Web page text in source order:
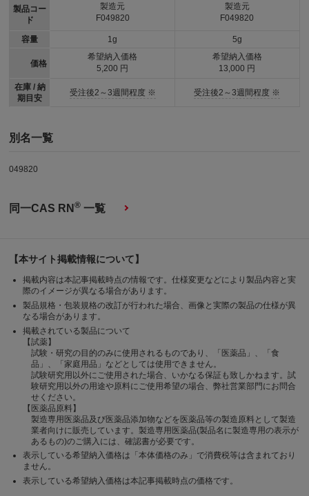
製品コー
ド
容量
価格
在庫 / 納
期目安
製造元
F049820
1g
希望納入価格
5,200 円
受注後2～3週間程度 ※
製造元
F049820
5g
希望納入価格
13,000 円
受注後2～3週間程度 ※
別名一覧
049820
同一CAS RN® 一覧
【本サイト掲載情報について】
掲載内容は本記事掲載時点の情報です。仕様変更などにより製品内容と実
際のイメージが異なる場合があります。
製品規格・包装規格の改訂が行われた場合、画像と実際の製品の仕様が異
なる場合があります。
掲載されている製品について
【試薬】
試験・研究の目的のみに使用されるものであり、「医薬品」、「食
品」、「家庭用品」などとしては使用できません。
試験研究用以外にご使用された場合、いかなる保証も致しかねます。試
験研究用以外の用途や原料にご使用希望の場合、弊社営業部門にお問合
せください。
【医薬品原料】
製造専用医薬品及び医薬品添加物などを医薬品等の製造原料として製造
業者向けに販売しています。製造専用医薬品(製品名に製造専用の表示が
あるもの)のご購入には、確認書が必要です。
表示している希望納入価格は「本体価格のみ」で消費税等は含まれており
ません。
表示している希望納入価格は本記事掲載時点の価格です。